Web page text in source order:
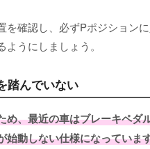
を確認し、必ずPポジション
うにしましょう。
踏んでいない
め、最近の車はブレーキペダ
始動しない仕様になっていま